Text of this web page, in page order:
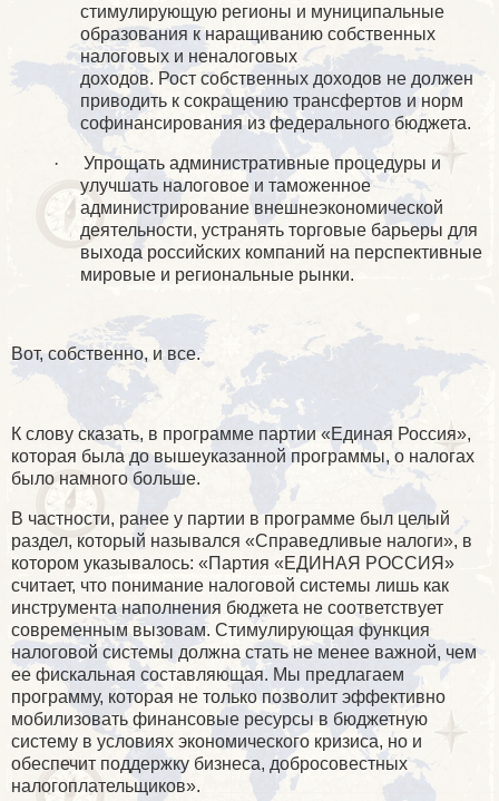
стимулирующую регионы и муниципальные
образования к наращиванию собственных
налоговых и неналоговых
доходов. Рост собственных доходов не должен
приводить к сокращению трансфертов и норм
софинансирования из федерального бюджета.
·
Упрощать административные процедуры и
улучшать налоговое и таможенное
администрирование внешнеэкономической
деятельности, устранять торговые барьеры для
выхода российских компаний на перспективные
мировые и региональные рынки.
Вот, собственно, и все.
К слову сказать, в программе партии «Единая Россия»,
которая была до вышеуказанной программы, о налогах
было намного больше.
В частности, ранее у партии в программе был целый
раздел, который назывался «Справедливые налоги», в
котором указывалось: «Партия «ЕДИНАЯ РОССИЯ»
считает, что понимание налоговой системы лишь как
инструмента наполнения бюджета не соответствует
современным вызовам. Стимулирующая функция
налоговой системы должна стать не менее важной, чем
ее фискальная составляющая. Мы предлагаем
программу, которая не только позволит эффективно
мобилизовать финансовые ресурсы в бюджетную
систему в условиях экономического кризиса, но и
обеспечит поддержку бизнеса, добросовестных
налогоплательщиков».